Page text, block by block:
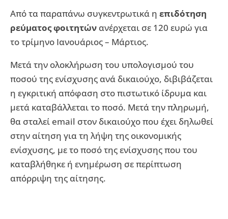
Από τα παραπάνω συγκεντρωτικά η επιδότηση
ρεύματος φοιτητών ανέρχεται σε 120 ευρώ για
το τρίμηνο Ιανουάριος – Μάρτιος.
Μετά την ολοκλήρωση του υπολογισμού του
ποσού της ενίσχυσης ανά δικαιούχο, διβιβάζεται
η εγκριτική απόφαση στο πιστωτικό ίδρυμα και
μετά καταβάλλεται το ποσό. Μετά την πληρωμή,
θα σταλεί email στον δικαιούχο που έχει δηλωθεί
στην αίτηση για τη λήψη της οικονομικής
ενίσχυσης, με το ποσό της ενίσχυσης που του
καταβλήθηκε ή ενημέρωση σε περίπτωση
απόρριψη της αίτησης.